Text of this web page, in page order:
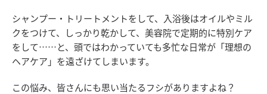
シャンプー・トリートメントをして、入浴後はオイルやミル
クをつけて、しっかり乾かして、美容院で定期的に特別ケア
をして……と、頭ではわかっていても多忙な日常が「理想の
ヘアケア」を遠ざけてしまいます。
この悩み、皆さんにも思い当たるフシがありますよね？